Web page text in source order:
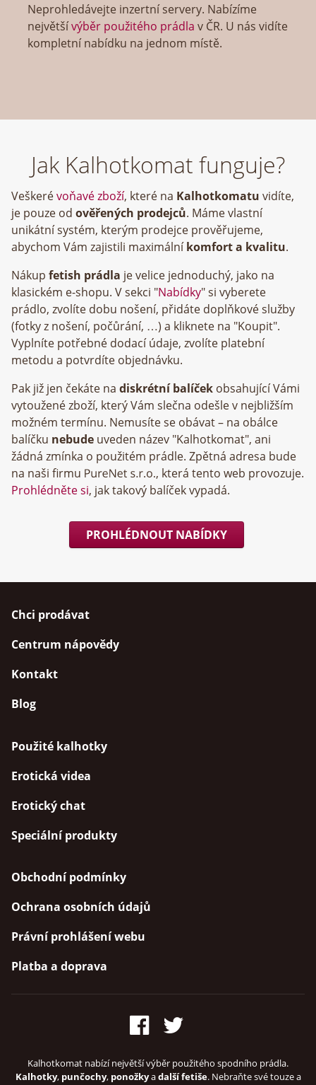
Neprohledávejte inzertní servery. Nabízíme
největšívýběr použitého prádla v ČR. U nás vidíte
kompletní nabídku na jednom místě.
Jak Kalhotkomat funguje?
Veškerévoňavé zboží, které na Kalhotkomatu vidíte,
je pouze od ověřených prodejců. Máme vlastní
unikátní systém, kterým prodejce prověřujeme,
abychom Vám zajistili maximálníkomfort a kvalitu.
Nákup fetish prádla je velice jednoduchý, jako na
klasickém e-shopu. V sekci "Nabídky" si vyberete
prádlo, zvolíte dobu nošení, přidáte doplňkové služby
(fotky z nošení, počůrání, …) a kliknete na "Koupit".
Vyplníte potřebné dodací údaje, zvolíte platební
metodu a potvrdíte objednávku.
Pak již jen čekáte na diskrétní balíček obsahující Vámi
vytoužené zboží, který Vám slečna odešle v nejbližším
možném termínu. Nemusíte se obávat – na obálce
balíčku nebude uveden název "Kalhotkomat", ani
žádná zmínka o použitém prádle. Zpětná adresa bude
na naši firmu
, která tento web provozuje.
Prohlédněte si, jak takový balíček vypadá.
PROHLÉDNOUT NABÍDKY
Chci prodávat
Centrum nápovědy
Kontakt
Blog
Použité kalhotky
Erotická videa
Erotický chat
Speciální produkty
Obchodní podmínky
Ochrana osobních údajů
Právní prohlášení webu
Platba a doprava
Kalhotkomat nabízí největší výběr použitého spodního prádla.
Kalhotky, punčochy, ponožkyadalší fetiše. Nebraňte své touze a